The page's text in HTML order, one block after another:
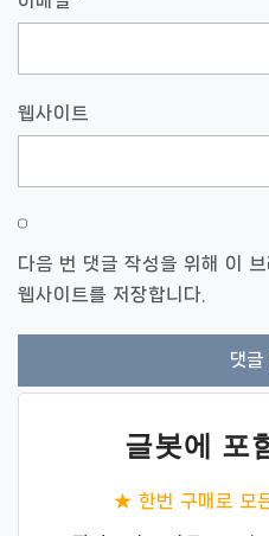
웹사이트
다음 번 댓글 작성을 위해 이
웹사이트를 저장합니다.
글봇에 포
★ 한번 구매로 모